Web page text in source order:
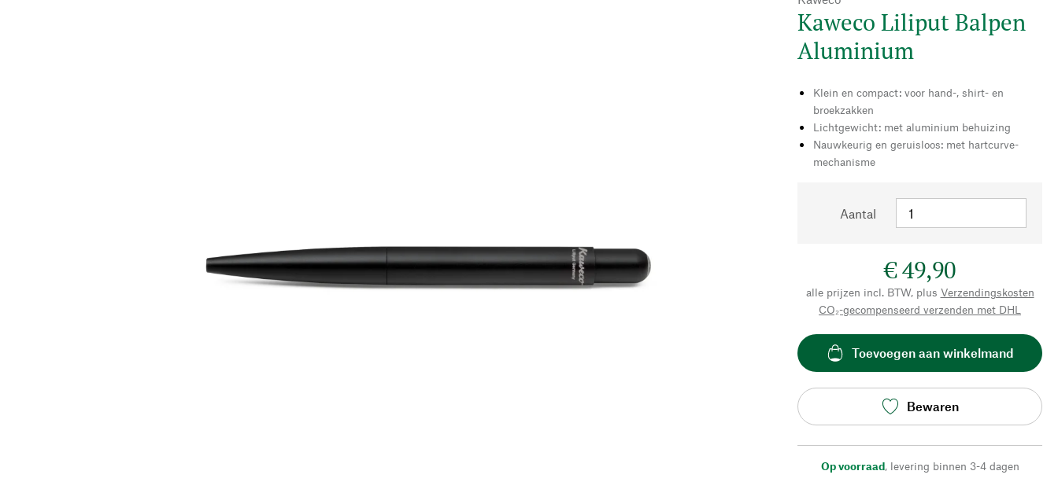
Kaweco Liliput Balpen
Aluminium
Klein en compact: voor hand-, shirt- en
broekzakken
Lichtgewicht: met aluminium behuizing
Nauwkeurig en geruisloos: met hartcurve-
mechanisme
Aantal
€ 49,90
alle prijzen incl. BTW, plus Verzendingskosten
CO₂-gecompenseerd verzenden met DHL
Toevoegen aan winkelmand
Bewaren
Op voorraad, levering binnen 3-4 dagen